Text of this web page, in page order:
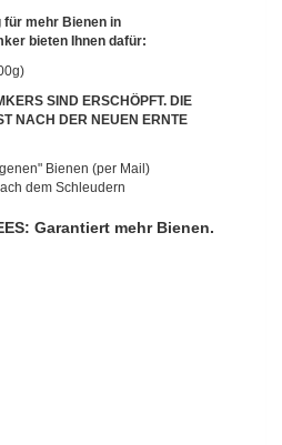
für mehr Bienen in
bieten Ihnen dafür:
SIND ERSCHÖPFT. DIE
NACH DER NEUEN ERNTE
Bienen (per Mail)
dem Schleudern
Garantiert mehr Bienen.